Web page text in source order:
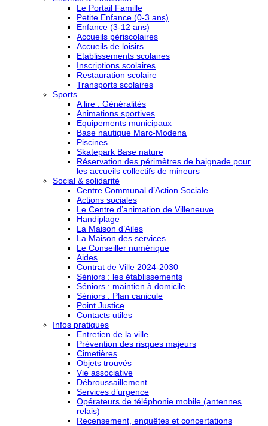
Le Portail Famille
Petite Enfance (0-3 ans)
Enfance (3-12 ans)
Accueils périscolaires
Accueils de loisirs
Etablissements scolaires
Inscriptions scolaires
Restauration scolaire
Transports scolaires
Sports
A lire : Généralités
Animations sportives
Equipements municipaux
Base nautique Marc-Modena
Piscines
Skatepark Base nature
Réservation des périmètres de baignade pour
les accueils collectifs de mineurs
Social & solidarité
Centre Communal d’Action Sociale
Actions sociales
Le Centre d’animation de Villeneuve
Handiplage
La Maison d’Ailes
La Maison des services
Le Conseiller numérique
Aides
Contrat de Ville 2024-2030
Séniors : les établissements
Séniors : maintien à domicile
Séniors : Plan canicule
Point Justice
Contacts utiles
Infos pratiques
Entretien de la ville
Prévention des risques majeurs
Cimetières
Objets trouvés
Vie associative
Débroussaillement
Services d’urgence
Opérateurs de téléphonie mobile (antennes
relais)
Recensement, enquêtes et concertations